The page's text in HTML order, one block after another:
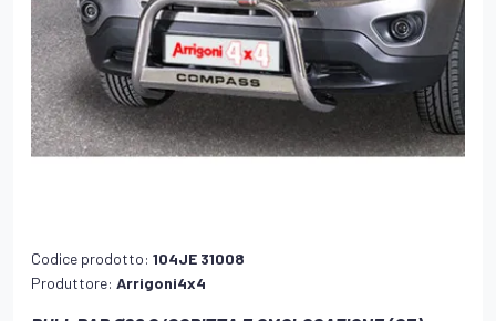
Codice prodotto: 104JE 31008
Produttore: Arrigoni4x4